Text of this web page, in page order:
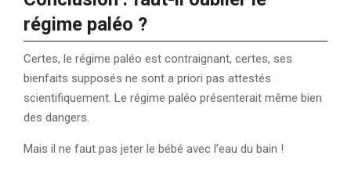
régime paléo ?
Certes, le régime paléo est contraignant, certes, ses
bienfaits supposés ne sont a priori pas attestés
scientifiquement. Le régime paléo présenterait même bien
des dangers.
Mais il ne faut pas jeter le bébé avec l’eau du bain !